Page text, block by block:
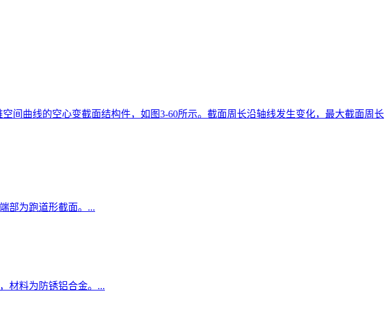
间曲线的空心变截面结构件，如图3-60所示。截面周长沿轴线发生变化，最大截面周长
部为跑道形截面。...
材料为防锈铝合金。...